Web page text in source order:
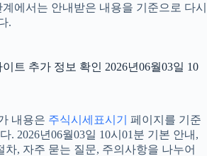
에서는 안내받은 내용을 기준으로 다시
.
트 추가 정보 확인 2026년06월03일 10
내용은 주식시세표시기
페이지를 기준
. 2026년06월03일 10시01분 기본 안내,
차, 자주 묻는 질문, 주의사항을 나누어